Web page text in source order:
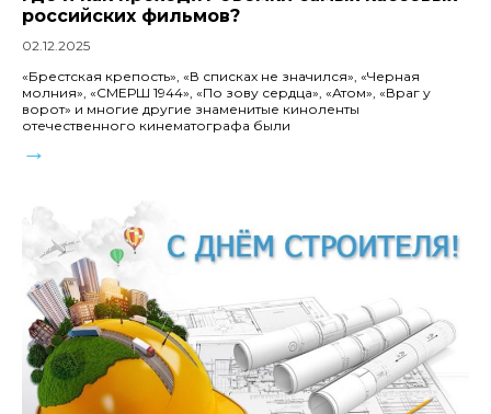
российских фильмов?
02.12.2025
«Брестская крепость», «В списках не значился», «Черная
молния», «СМЕРШ 1944», «По зову сердца», «Атом», «Враг у
ворот» и многие другие знаменитые киноленты
отечественного кинематографа были
→